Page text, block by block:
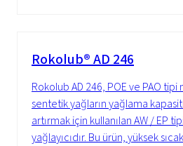
Rokolub® AD 246
Rokolub AD 246, POE ve PAO tipi
sentetik yağların yağlama
artırmak için kullanılan AW / EP
yağlayıcıdır. Bu ürün, yüksek